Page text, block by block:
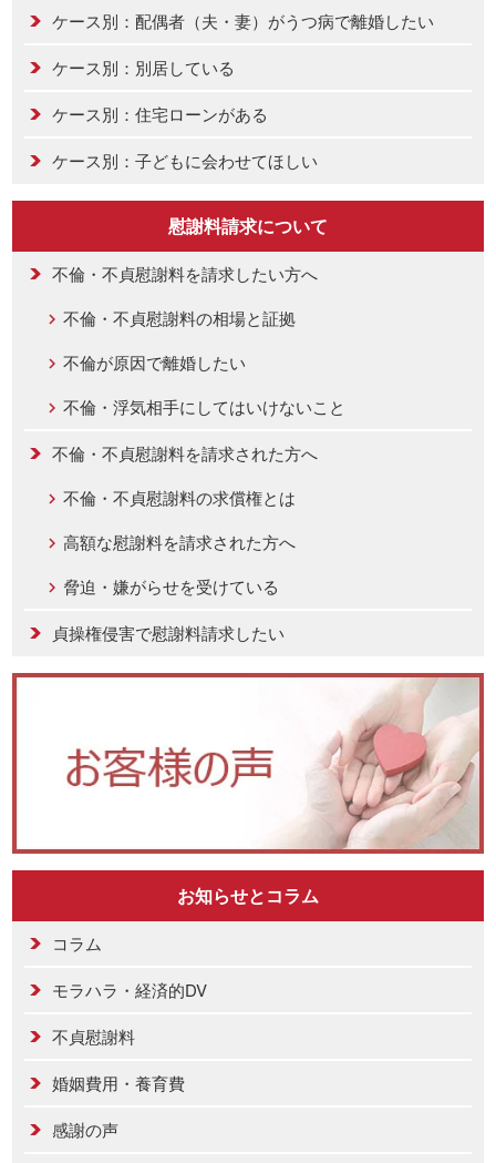
ケース別：配偶者（夫・妻）がうつ病で離婚したい
ケース別：別居している
ケース別：住宅ローンがある
ケース別：子どもに会わせてほしい
慰謝料請求について
不倫・不貞慰謝料を請求したい方へ
不倫・不貞慰謝料の相場と証拠
不倫が原因で離婚したい
不倫・浮気相手にしてはいけないこと
不倫・不貞慰謝料を請求された方へ
不倫・不貞慰謝料の求償権とは
高額な慰謝料を請求された方へ
脅迫・嫌がらせを受けている
貞操権侵害で慰謝料請求したい
お知らせとコラム
コラム
モラハラ・経済的DV
不貞慰謝料
婚姻費用・養育費
感謝の声